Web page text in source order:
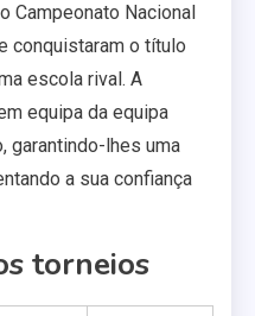
Campeonato Nacional
conquistaram o título
escola rival. A
equipa da equipa
garantindo-lhes uma
a sua confiança
torneios